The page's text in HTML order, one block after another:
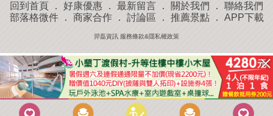
回到首頁 ． 好康優惠 ． 最新留言 ． 關於我們 ． 聯絡我們
部落格微件． 商家合作． 討論區 ． 推薦景點． APP下載
羿磊資訊 服務條款&隱私權政策